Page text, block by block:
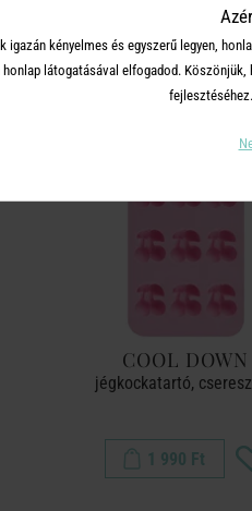
COOL DOWN
jégkockatartó,
1 990 Ft
igazán kényelmes és egyszerű legyen,
látogatásával elfogadod.
fejlesztéséhez.